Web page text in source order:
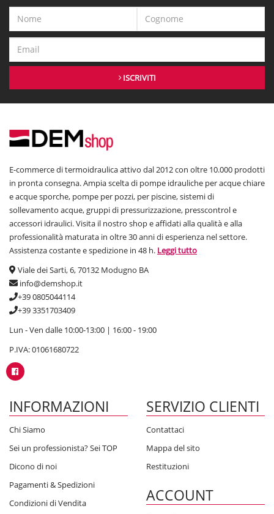
ISCRIVITI
E-commerce di termoidraulica attivo dal 2012 con oltre 10.000 prodotti
in pronta consegna. Ampia scelta di pompe idrauliche per acque chiare
e acque sporche, pompe per pozzi, per piscine, sistemi di
sollevamento acque, gruppi di pressurizzazione, presscontrol e
accessori idraulici. Visita il nostro shop e affidati alla qualità e alla
professionalità maturata in oltre 30 anni di esperienza nel settore.
Assistenza costante e spedizione in 48 h. Leggi tutto
Viale dei Sarti, 6, 70132 Modugno BA
info@demshop.it
+39 0805044114
+39 3351703409
Lun - Ven dalle 10:00-13:00 | 16:00 - 19:00
P.IVA: 01061680722
INFORMAZIONI
Chi Siamo
Sei un professionista? Sei TOP
Dicono di noi
Pagamenti & Spedizioni
Condizioni di Vendita
SERVIZIO CLIENTI
Contattaci
Mappa del sito
Restituzioni
ACCOUNT